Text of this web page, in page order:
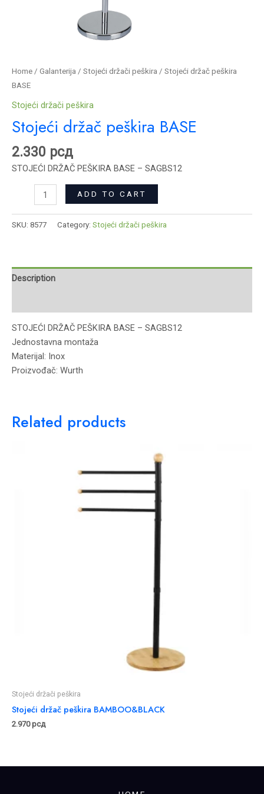
Home / Galanterija / Stojeći držači peškira / Stojeći držač peškira
BASE
Stojeći držači peškira
Stojeći držač peškira BASE
2.330 рсд
STOJEĆI DRŽAČ PEŠKIRA BASE – SAGBS12
ADD TO CART
SKU: 8577 Category: Stojeći držači peškira
Description
STOJEĆI DRŽAČ PEŠKIRA BASE – SAGBS12
Jednostavna montaža
Materijal: Inox
Proizvođač: Wurth
Related products
Stojeći držači peškira
Stojeći držač peškira BAMBOO&BLACK
2.970рсд